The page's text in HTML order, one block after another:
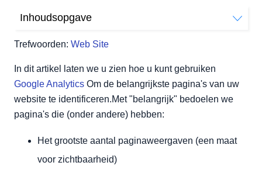
Trefwoorden: Web Site
Inhoudsopgave
Verwerken
Analyseren
Gevolgtrekking
Extra informatie
In dit artikel laten we u zien hoe u kunt gebruiken
Google Analytics Om de belangrijkste pagina's van uw
website te identificeren.Met "belangrijk" bedoelen we
pagina's die (onder andere) hebben:
Het grootste aantal paginaweergaven (een maat
voor zichtbaarheid)